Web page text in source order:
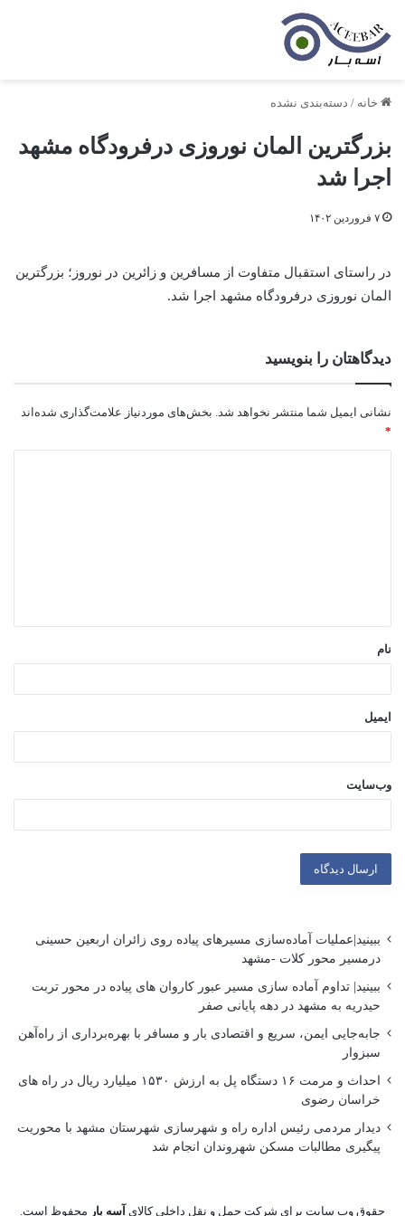
خانه / دسته‌بندی نشده
بزرگترین المان نوروزی درفرودگاه مشهد
اجرا شد
۷ فروردین ۱۴۰۲
در راستای استقبال متفاوت از مسافرین و زائرین در نوروز؛ بزرگترین
المان نوروزی درفرودگاه مشهد اجرا شد.
دیدگاهتان را بنویسید
نشانی ایمیل شما منتشر نخواهد شد. بخش‌های موردنیاز علامت‌گذاری شده‌اند
*
*
نام
ایمیل
وب‌سایت
ببینید|عملیات آماده‌سازی مسیرهای پیاده روی زائران اربعین حسینی
درمسیر محور کلات -مشهد
ببینید| تداوم آماده سازی مسیر عبور کاروان های پیاده در محور تربت
حیدریه به مشهد در دهه پایانی صفر
جابه‌جایی ایمن، سریع و اقتصادی بار و مسافر با بهره‌برداری از راه‌آهن
سبزوار
احداث و مرمت ۱۶ دستگاه پل به ارزش ۱۵۳۰ میلیارد ریال در راه های
خراسان رضوی
دیدار مردمی رئیس اداره راه و شهرسازی شهرستان مشهد با محوریت
پیگیری مطالبات مسکن شهروندان انجام شد
حقوق وب سایت برای شرکت حمل و نقل داخلی کالای آسه بار محفوظ است.